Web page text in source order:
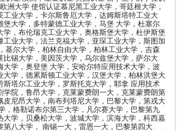
洲大学 使馆认证慕尼黑工业大学，哥廷根大学，
工业大学，卡尔斯鲁厄大学，达姆斯塔特工业大
堡大学，多特蒙德工业大学，马堡 大学，杜塞尔
学，布伦瑞克工业大学，奥格斯堡大学，杜伊斯堡
工业大学，法兰克福大学，亚琛工业大学，斯图加
基尔大学，柏林自由大学，柏林工业大学，吉森
比锡大学，美因茨大学，乌尔兹堡大学，萨尔大
大学，奥登堡 大学，安哈尔特应用技术大学，波
大学，德累斯顿工业大学，汉堡大学，柏林洪堡大
斯塔尔工业大学，罗斯托克大学，耶拿 应用技术
学院，鲁昂大学，克莱蒙费朗一大，克莱蒙费朗第
皮尼昂大学，南布列塔尼大学，巴黎大学，第戎大
，格勒诺布尔第三大学，凡尔赛大学，巴黎第九
大学，贝桑松大学，波城大学，滨海大学，科西嘉
第八大学， 南锡一大，雷恩一大，巴黎第四大